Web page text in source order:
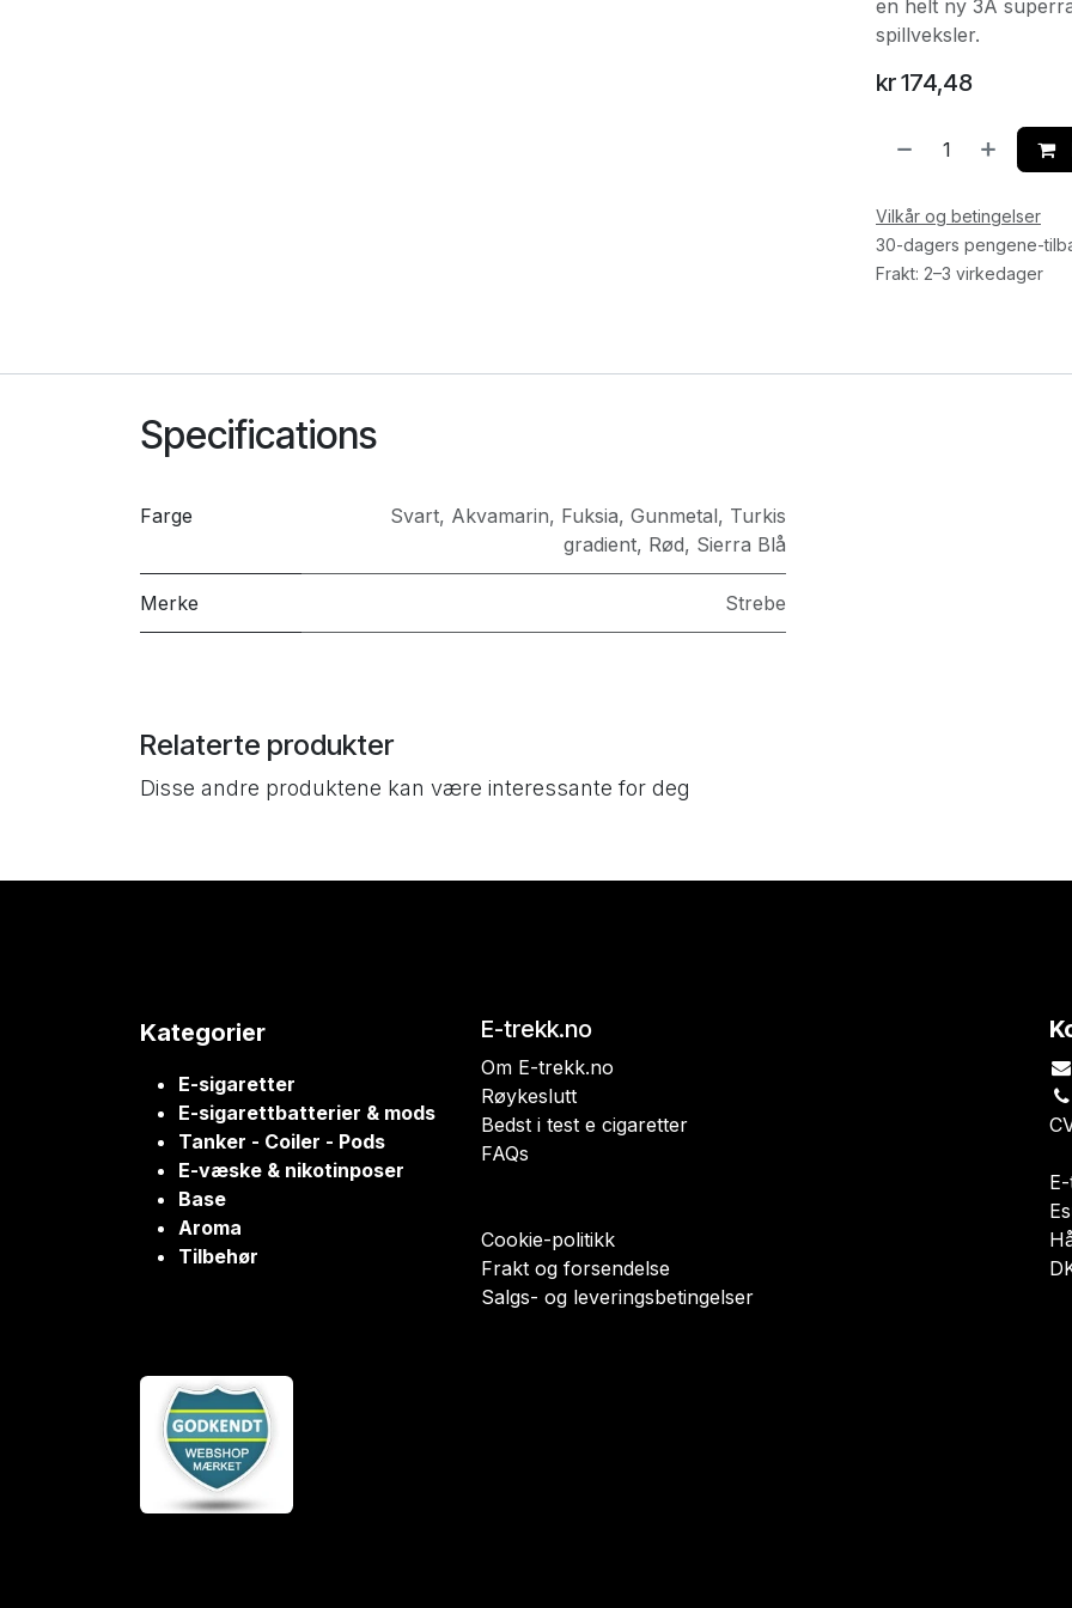
en helt ny 3A
spillveksler.
kr174,48
Vilkår og betingelser
30-dagers pengene-
Frakt: 2–3 virkedager
Specifications
Farge Svart, Akvamarin, Fuksia, Gunmetal, Turkis
gradient, Rød, Sierra Blå
Merke Strebe
Relaterte produkter
Disse andre produktene kan være interessante for deg
Kategorier
E-sigaretter
E-sigarettbatterier & mods
Tanker - Coiler - Pods
E-væske & nikotinposer
Base
Aroma
Tilbehør
E-trekk.no
Om E-trekk.no
Røykeslutt
Bedst i test e cigaretter
FAQs
Cookie-politikk
Frakt og forsendelse
Salgs- og leveringsbetingelser